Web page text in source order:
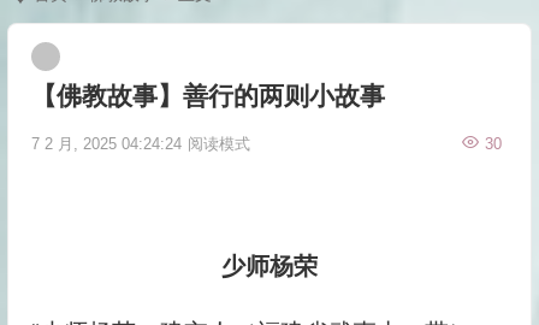
【佛教故事】善行的两则小故事
7 2 月, 2025 04:24:24 30
阅读模式
少师杨荣